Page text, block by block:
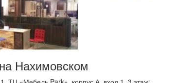
Нахимовском